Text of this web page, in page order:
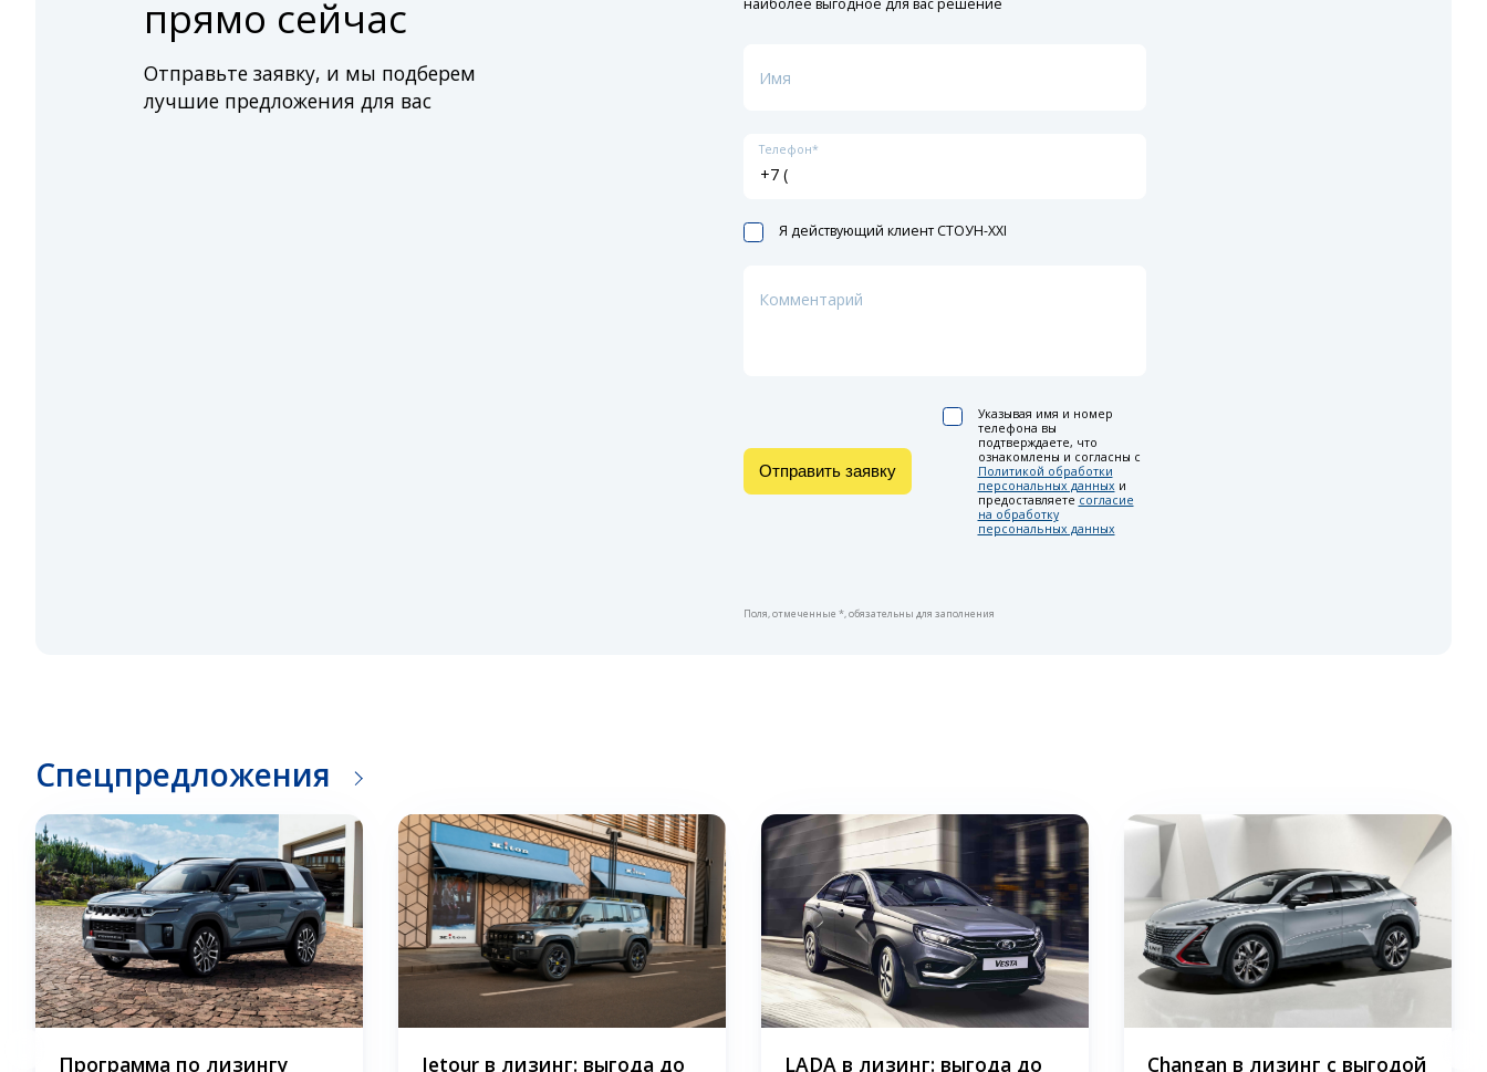
прямо сейчас
Отправьте заявку, и мы подберем
лучшие предложения для вас
наиболее выгодное для вас решение
Имя
Телефон*
Я действующий клиент СТОУН-XXI
Комментарий
Отправить заявку
Указывая имя и номер
телефона вы
подтверждаете, что
ознакомлены и согласны с
Политикой обработки
персональных данных и
предоставляете согласие
на обработку
персональных данных
Поля, отмеченные *, обязательны для заполнения
Спецпредложения
Программа по лизингу Jetour в лизинг: выгода до LADA в лизинг: выгода до Changan в лизинг с выгодой